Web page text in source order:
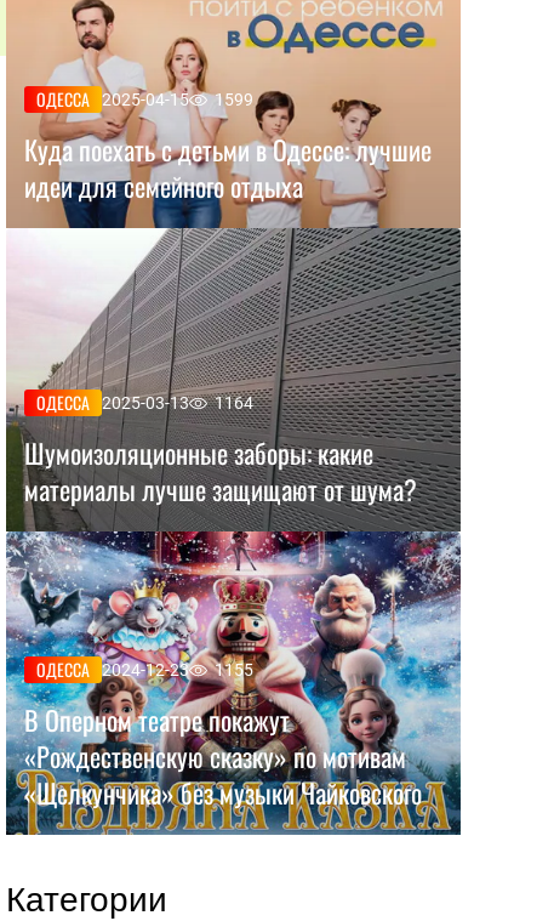
ОДЕССА 2025-04-15 1599
Куда поехать с детьми в Одессе: лучшие
идеи для семейного отдыха
ОДЕССА 2025-03-13 1164
Шумоизоляционные заборы: какие
материалы лучше защищают от шума?
ОДЕССА 2024-12-23 1155
В Оперном театре покажут
«Рождественскую сказку» по мотивам
«Щелкунчика» без музыки Чайковского
Категории